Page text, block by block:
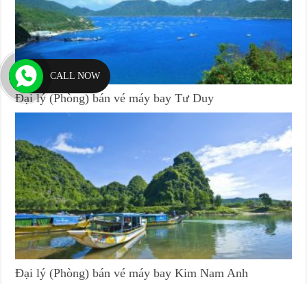
Đại lý (Phòng) bán vé máy bay Tư Duy
Đại lý (Phòng) bán vé máy bay Kim Nam Anh
CALL NOW